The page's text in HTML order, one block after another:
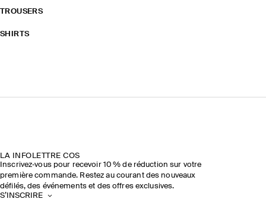
TROUSERS
SHIRTS
LA INFOLETTRE COS
Inscrivez‑vous pour recevoir 10 % de réduction sur votre
première commande. Restez au courant des nouveaux
défilés, des événements et des offres exclusives.
S’INSCRIRE